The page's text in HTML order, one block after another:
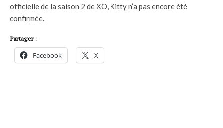
officielle de la saison 2 de XO, Kitty n’a pas encore été
confirmée.
Partager :
Facebook X